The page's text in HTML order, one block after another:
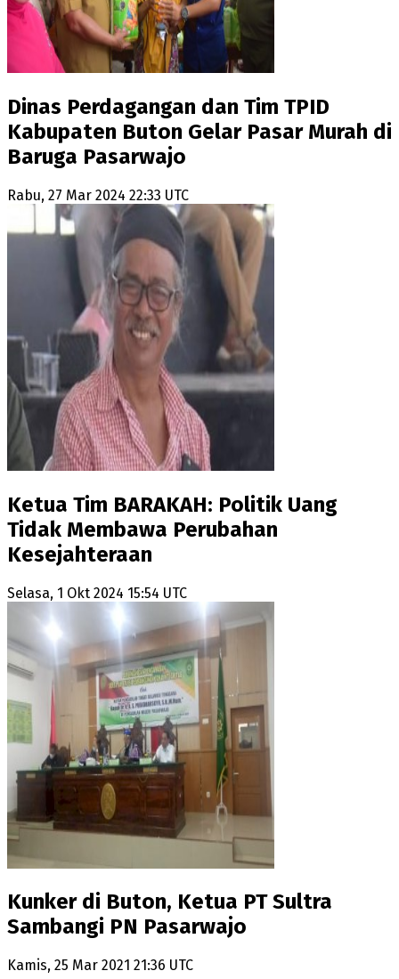
Dinas Perdagangan dan Tim TPID
Kabupaten Buton Gelar Pasar Murah di
Baruga Pasarwajo
Rabu, 27 Mar 2024 22:33 UTC
Ketua Tim BARAKAH: Politik Uang
Tidak Membawa Perubahan
Kesejahteraan
Selasa, 1 Okt 2024 15:54 UTC
Kunker di Buton, Ketua PT Sultra
Sambangi PN Pasarwajo
Kamis, 25 Mar 2021 21:36 UTC